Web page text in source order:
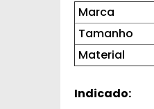
Marca
Tamanho
Material
Indicado: